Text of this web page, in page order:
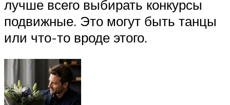
лучше всего выбирать конкурсы
подвижные. Это могут быть танцы
или что-то вроде этого.